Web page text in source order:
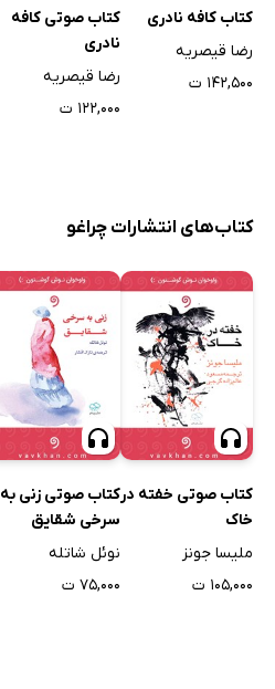
کتاب کافه نادری
رضا قیصریه
۱۴۲,۵۰۰ ت
کتاب صوتی کافه
نادری
رضا قیصریه
۱۲۲,۰۰۰ ت
کتاب‌های انتشارات چراغو
کتاب صوتی خفته در
خاک
ملیسا جونز
۱۰۵,۰۰۰ ت
کتاب صوتی زنی به
سرخی شقایق
نوئل شاتله
۷۵,۰۰۰ ت